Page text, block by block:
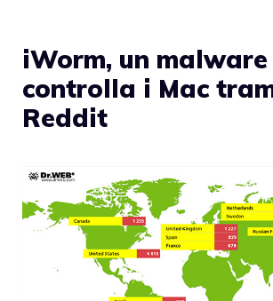
iWorm, un malware
controlla i Mac
Reddit